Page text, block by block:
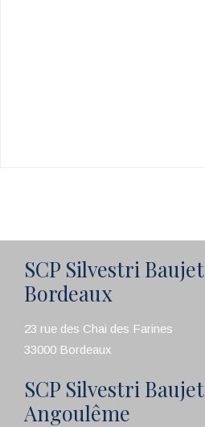
SCP Silvestri Baujet
Bordeaux
23 rue des Chai des Farines
33000 Bordeaux
SCP Silvestri Baujet
Angoulême